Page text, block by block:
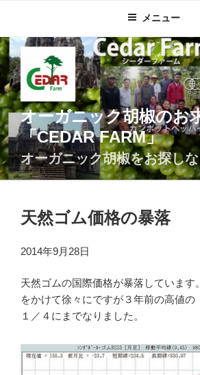
テ
ン
ツ
へ
ス
キ
ッ
プ
オーガニック胡椒のお
「CEDAR FARM」
オーガニック胡椒をお探し
メニュー
天然ゴム価格の暴落
2014年9月28日
天然ゴムの国際価格が暴落しています
をかけて徐々にですが３年前の高値の
１／４にまでなりました。